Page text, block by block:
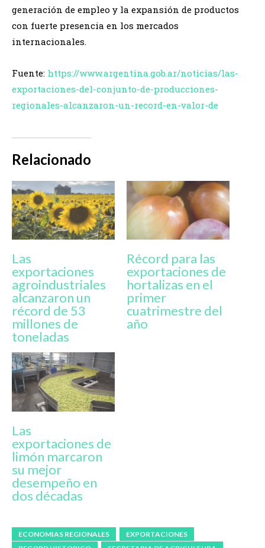
generación de empleo y la expansión de productos
con fuerte presencia en los mercados
internacionales.
Fuente: https://www.argentina.gob.ar/noticias/las-
exportaciones-del-conjunto-de-producciones-
regionales-alcanzaron-un-record-en-valor-de
Relacionado
Las
exportaciones
agroindustriales
alcanzaron un
récord de 53
millones de
toneladas
Récord para las
exportaciones de
hortalizas en el
primer
cuatrimestre del
año
Las
exportaciones de
limón marcaron
su mejor
desempeño en
dos décadas
ECONOMIAS REGIONALES
EXPORTACIONES